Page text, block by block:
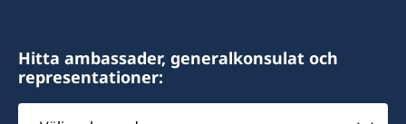
Hitta ambassader, generalkonsulat och
representationer:
Välj